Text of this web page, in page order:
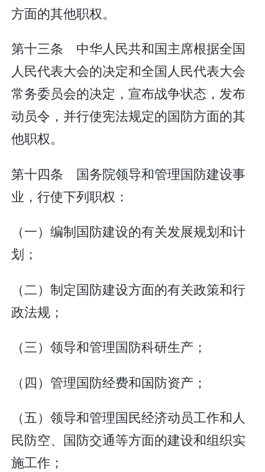
方面的其他职权。
第十三条 中华人民共和国主席根据全国
人民代表大会的决定和全国人民代表大会
常务委员会的决定，宣布战争状态，发布
动员令，并行使宪法规定的国防方面的其
他职权。
第十四条 国务院领导和管理国防建设事
业，行使下列职权：
（一）编制国防建设的有关发展规划和计
划；
（二）制定国防建设方面的有关政策和行
政法规；
（三）领导和管理国防科研生产；
（四）管理国防经费和国防资产；
（五）领导和管理国民经济动员工作和人
民防空、国防交通等方面的建设和组织实
施工作；